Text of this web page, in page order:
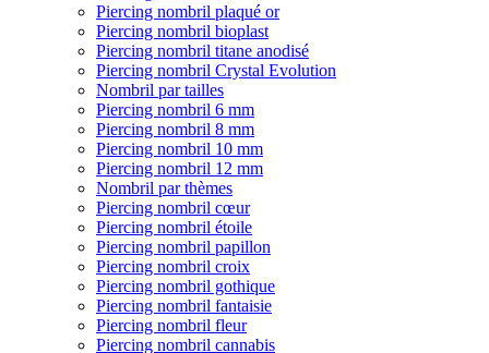
Piercing nombril plaqué or
Piercing nombril bioplast
Piercing nombril titane anodisé
Piercing nombril Crystal Evolution
Nombril par tailles
Piercing nombril 6 mm
Piercing nombril 8 mm
Piercing nombril 10 mm
Piercing nombril 12 mm
Nombril par thèmes
Piercing nombril cœur
Piercing nombril étoile
Piercing nombril papillon
Piercing nombril croix
Piercing nombril gothique
Piercing nombril fantaisie
Piercing nombril fleur
Piercing nombril cannabis